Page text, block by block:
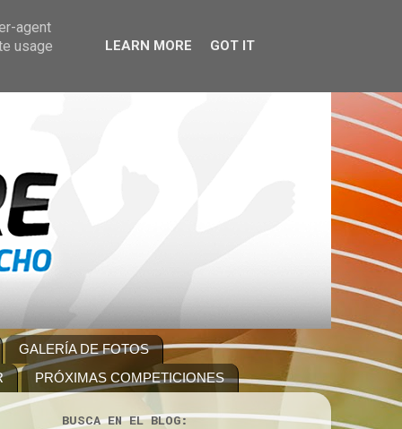
GALERÍA DE FOTOS
PRÓXIMAS COMPETICIONES
BUSCA EN EL BLOG:
agent
usage
LEARN MORE GOT IT